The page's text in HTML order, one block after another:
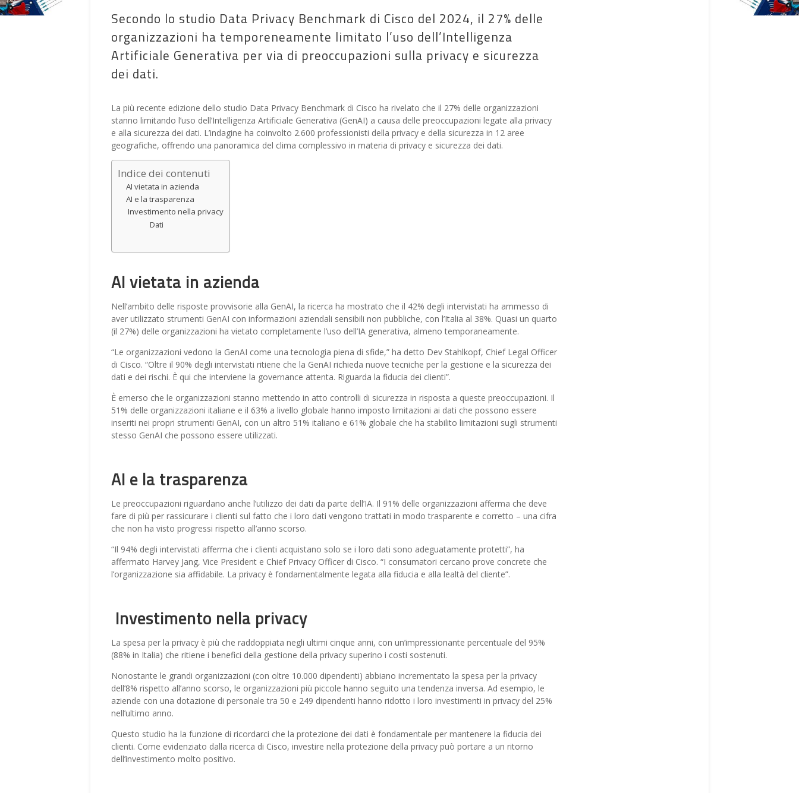
Secondo lo studio Data Privacy Benchmark di Cisco del 2024, il 27% delle
organizzazioni ha temporeneamente limitato l’uso dell’Intelligenza
Artificiale Generativa per via di preoccupazioni sulla privacy e sicurezza
dei dati.
La più recente edizione dello studio Data Privacy Benchmark di Cisco ha rivelato che il 27% delle organizzazioni
stanno limitando l’uso dell’Intelligenza Artificiale Generativa (GenAI) a causa delle preoccupazioni legate alla privacy
e alla sicurezza dei dati. L’indagine ha coinvolto 2.600 professionisti della privacy e della sicurezza in 12 aree
geografiche, offrendo una panoramica del clima complessivo in materia di privacy e sicurezza dei dati.
Indice dei contenuti
AI vietata in azienda
AI e la trasparenza
Investimento nella privacy
Dati
AI vietata in azienda
Nell’ambito delle risposte provvisorie alla GenAI, la ricerca ha mostrato che il 42% degli intervistati ha ammesso di
aver utilizzato strumenti GenAI con informazioni aziendali sensibili non pubbliche, con l’Italia al 38%. Quasi un quarto
(il 27%) delle organizzazioni ha vietato completamente l’uso dell’IA generativa, almeno temporaneamente.
“Le organizzazioni vedono la GenAI come una tecnologia piena di sfide,” ha detto Dev Stahlkopf, Chief Legal Officer
di Cisco. “Oltre il 90% degli intervistati ritiene che la GenAI richieda nuove tecniche per la gestione e la sicurezza dei
dati e dei rischi. È qui che interviene la governance attenta. Riguarda la fiducia dei clienti”.
È emerso che le organizzazioni stanno mettendo in atto controlli di sicurezza in risposta a queste preoccupazioni. Il
51% delle organizzazioni italiane e il 63% a livello globale hanno imposto limitazioni ai dati che possono essere
inseriti nei propri strumenti GenAI, con un altro 51% italiano e 61% globale che ha stabilito limitazioni sugli strumenti
stesso GenAI che possono essere utilizzati.
AI e la trasparenza
Le preoccupazioni riguardano anche l’utilizzo dei dati da parte dell’IA. Il 91% delle organizzazioni afferma che deve
fare di più per rassicurare i clienti sul fatto che i loro dati vengono trattati in modo trasparente e corretto – una cifra
che non ha visto progressi rispetto all’anno scorso.
“Il 94% degli intervistati afferma che i clienti acquistano solo se i loro dati sono adeguatamente protetti”, ha
affermato Harvey Jang, Vice President e Chief Privacy Officer di Cisco. “I consumatori cercano prove concrete che
l’organizzazione sia affidabile. La privacy è fondamentalmente legata alla fiducia e alla lealtà del cliente”.
Investimento nella privacy
La spesa per la privacy è più che raddoppiata negli ultimi cinque anni, con un’impressionante percentuale del 95%
(88% in Italia) che ritiene i benefici della gestione della privacy superino i costi sostenuti.
Nonostante le grandi organizzazioni (con oltre 10.000 dipendenti) abbiano incrementato la spesa per la privacy
dell’8% rispetto all’anno scorso, le organizzazioni più piccole hanno seguito una tendenza inversa. Ad esempio, le
aziende con una dotazione di personale tra 50 e 249 dipendenti hanno ridotto i loro investimenti in privacy del 25%
nell’ultimo anno.
Questo studio ha la funzione di ricordarci che la protezione dei dati è fondamentale per mantenere la fiducia dei
clienti. Come evidenziato dalla ricerca di Cisco, investire nella protezione della privacy può portare a un ritorno
dell’investimento molto positivo.